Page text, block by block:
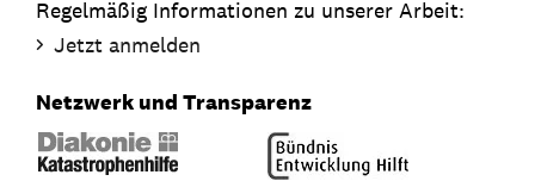
Regelmäßig Informationen zu unserer Arbeit:
Jetzt anmelden
Netzwerk und Transparenz